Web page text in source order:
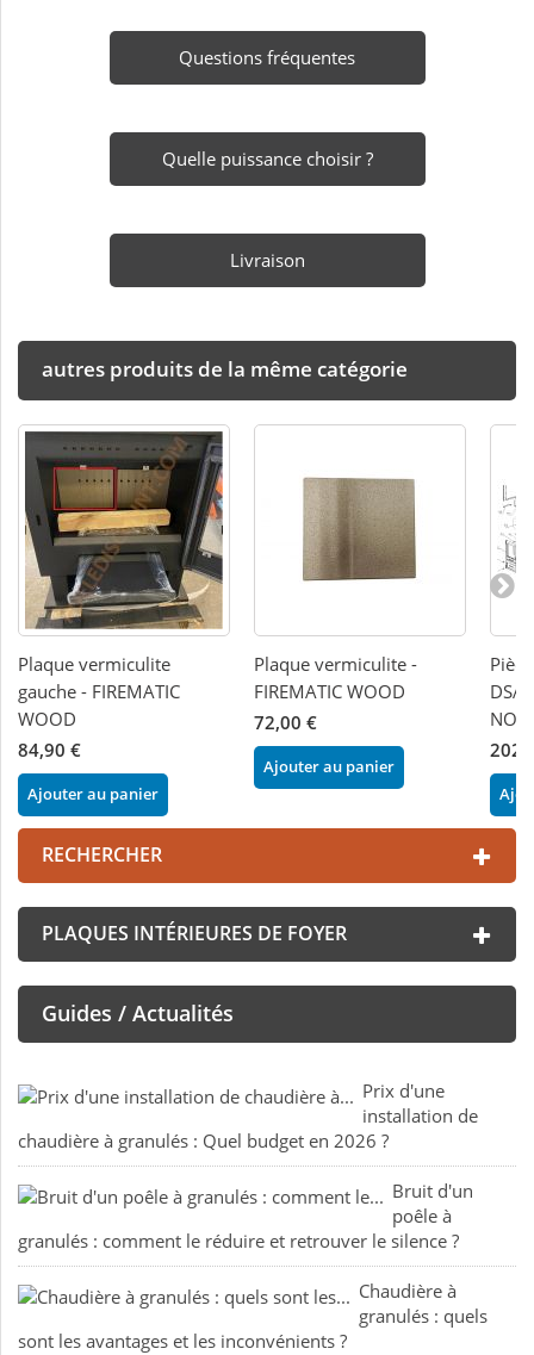
Questions fréquentes
Quelle puissance choisir ?
Livraison
autres produits de la même catégorie
Plaque vermiculite
gauche - FIREMATIC
WOOD
84,90 €
Ajouter au panier
Plaque vermiculite -
FIREMATIC WOOD
72,00 €
Ajouter au panier
RECHERCHER
PLAQUES INTÉRIEURES DE FOYER
Guides / Actualités
Prix d'une
installation de
chaudière à granulés : Quel budget en 2026 ?
Bruit d'un
poêle à
granulés : comment le réduire et retrouver le silence ?
Chaudière à
granulés : quels
sont les avantages et les inconvénients ?